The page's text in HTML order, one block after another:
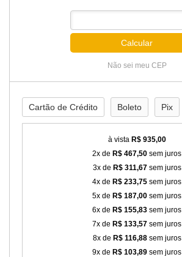
Calcular
Não sei meu CEP
Cartão de Crédito Boleto Pix
à vista R$ 935,00
2x de R$ 467,50 sem juros
3x de R$ 311,67sem juros
4x de R$ 233,75 sem juros
5x de R$ 187,00 sem juros
6x de R$ 155,83 sem juros
7x de R$ 133,57 sem juros
8x de R$ 116,88sem juros
9x de R$ 103,89 sem juros